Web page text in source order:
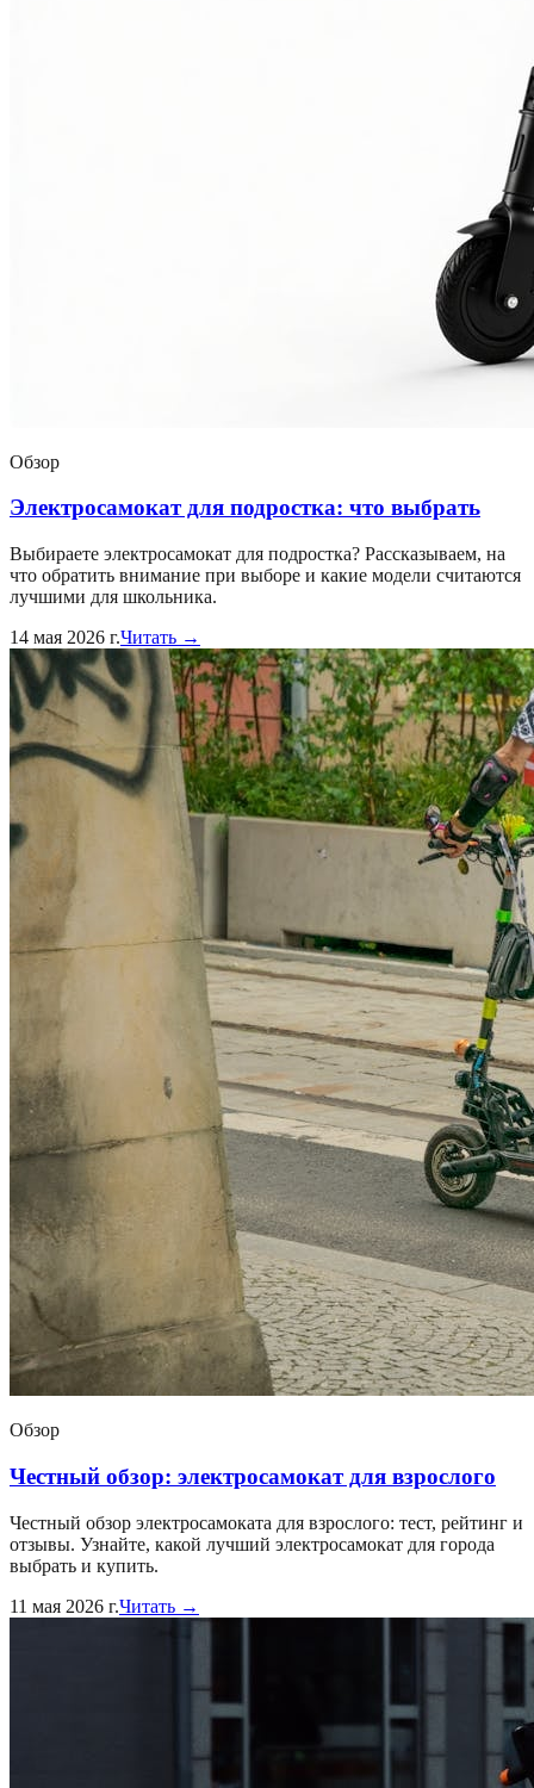
Обзор
Электросамокат для подростка: что выбрать
Выбираете электросамокат для подростка? Рассказываем, на
что обратить внимание при выборе и какие модели считаются
лучшими для школьника.
14 мая 2026 г.Читать →
Обзор
Честный обзор: электросамокат для взрослого
Честный обзор электросамоката для взрослого: тест, рейтинг и
отзывы. Узнайте, какой лучший электросамокат для города
выбрать и купить.
11 мая 2026 г.Читать →